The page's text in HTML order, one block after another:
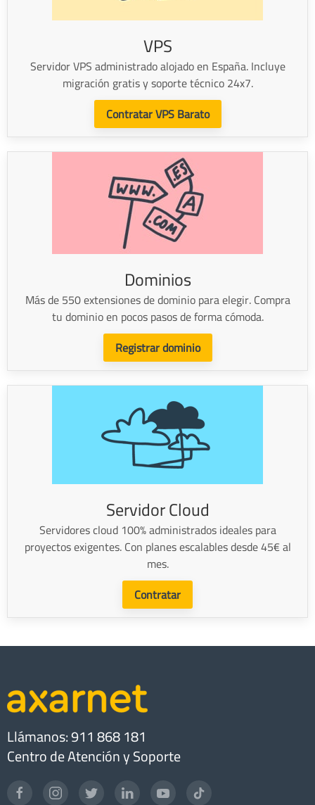
VPS
Servidor VPS administrado alojado en España. Incluye
migración gratis y soporte técnico 24x7.
Contratar VPS Barato
Dominios
Más de 550 extensiones de dominio para elegir. Compra
tu dominio en pocos pasos de forma cómoda.
Registrar dominio
Servidor Cloud
Servidores cloud 100% administrados ideales para
proyectos exigentes. Con planes escalables desde 45€ al
mes.
Contratar
Llámanos: 911 868 181
Centro de Atención y Soporte